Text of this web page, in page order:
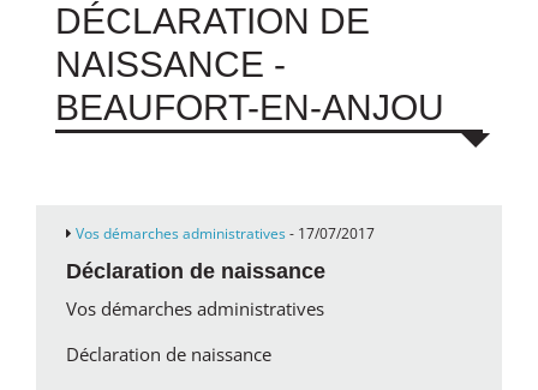
DÉCLARATION DE
NAISSANCE -
BEAUFORT-EN-ANJOU
Vos démarches administratives- 17/07/2017
Déclaration de naissance
Vos démarches administratives
Déclaration de naissance